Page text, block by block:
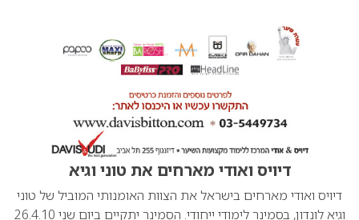
דיויס ואודי מארחים את טוני וגיא
דיויס ואודי מארחים בישראל את הצוות האומנותי המוביל של טוני
וגיא לונדון, בסמינר לימודי ייחודי. הסמינר יתקיים ביום שני 26.4.10